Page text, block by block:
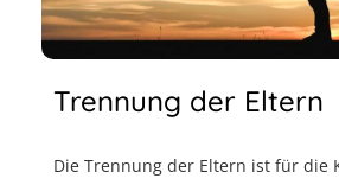
Trennung der Eltern
Die Trennung der Eltern ist für die